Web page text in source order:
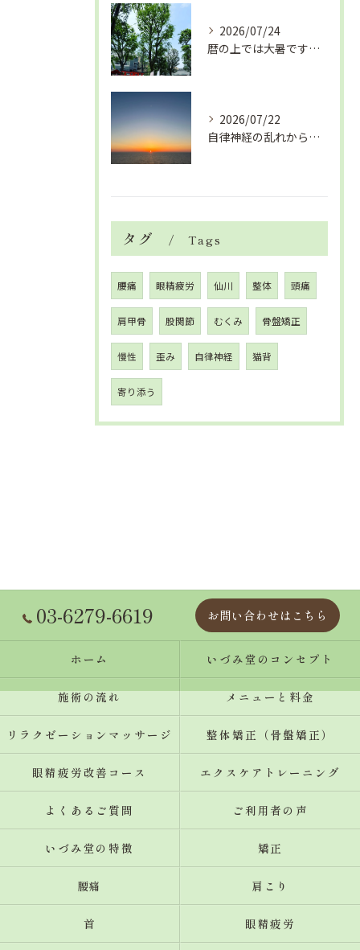
2026/07/24
暦の上では大暑です！腰痛や肩こりから来る頭痛
2026/07/22
自律神経の乱れから生活習慣病、血液循環の滞り
タグ Tags
腰痛 眼精疲労 仙川 整体 頭痛
肩甲骨 股関節 むくみ 骨盤矯正
慢性 歪み 自律神経 猫背
寄り添う
03-6279-6619 お問い合わせはこちら
ホーム いづみ堂のコンセプト
施術の流れ メニューと料金
リラクゼーションマッサージ 整体矯正（骨盤矯正）
眼精疲労改善コース エクスケアトレーニング
よくあるご質問 ご利用者の声
いづみ堂の特徴 矯正
腰痛 肩こり
首 眼精疲労